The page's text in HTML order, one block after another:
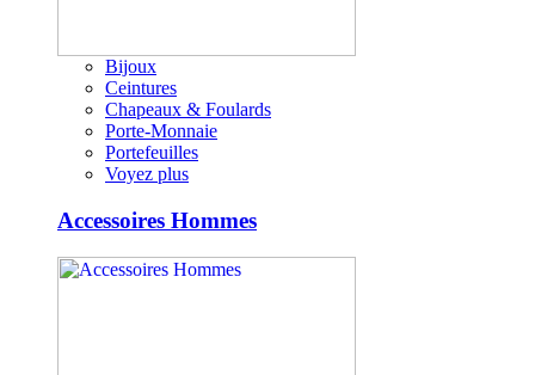
Bijoux
Ceintures
Chapeaux & Foulards
Porte-Monnaie
Portefeuilles
Voyez plus
Accessoires Hommes